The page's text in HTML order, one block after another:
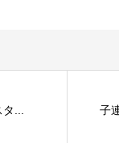
... 子